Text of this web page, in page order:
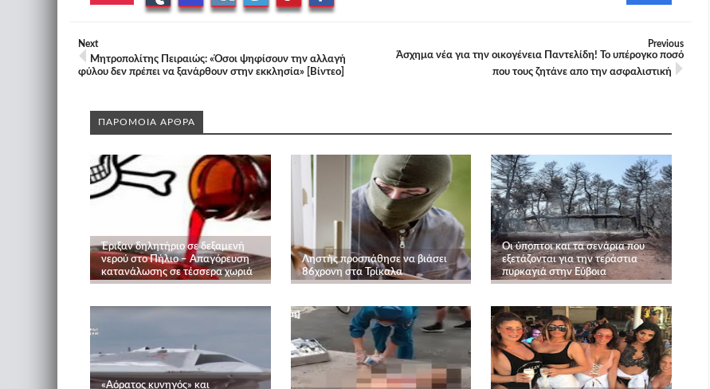
Next
Μητροπολίτης Πειραιώς: «Όσοι ψηφίσουν την αλλαγή
φύλου δεν πρέπει να ξανάρθουν στην εκκλησία» [Βίντεο]
Previous
Άσχημα νέα για την οικογένεια Παντελίδη! Το υπέρογκο ποσό
που τους ζητάνε απο την ασφαλιστική
ΠΑΡΟΜΟΙΑ ΑΡΘΡΑ
Έριξαν δηλητήριο σε δεξαμενή
νερού στο Πήλιο – Απαγόρευση
κατανάλωσης σε τέσσερα χωριά
Ληστής προσπάθησε να βιάσει
86χρονη στα Τρίκαλα
Οι ύποπτοι και τα σενάρια που
εξετάζονται για την τεράστια
πυρκαγιά στην Εύβοια
«Aόρατος κυνηγός» και